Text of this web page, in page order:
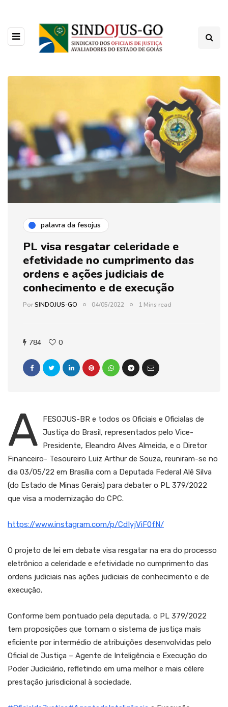
palavra da fesojus
PL visa resgatar celeridade e
efetividade no cumprimento das
ordens e ações judiciais de
conhecimento e de execução
PorSINDOJUS-GO 04/05/2022 1 Mins read
784 0
A
FESOJUS-BR e todos os Oficiais e Oficialas de
Justiça do Brasil, representados pelo Vice-
Presidente, Eleandro Alves Almeida, e o Diretor
Financeiro- Tesoureiro Luiz Arthur de Souza, reuniram-se no
dia 03/05/22 em Brasília com a Deputada Federal Alê Silva
(do Estado de Minas Gerais) para debater o PL 379/2022
que visa a modernização do CPC.
https://www.instagram.com/p/CdIyjViF0fN/
O projeto de lei em debate visa resgatar na era do processo
eletrônico a celeridade e efetividade no cumprimento das
ordens judiciais nas ações judiciais de conhecimento e de
execução.
Conforme bem pontuado pela deputada, o PL 379/2022
tem proposições que tornam o sistema de justiça mais
eficiente por intermédio de atribuições desenvolvidas pelo
Oficial de Justiça – Agente de Inteligência e Execução do
Poder Judiciário, refletindo em uma melhor e mais célere
prestação jurisdicional à sociedade.